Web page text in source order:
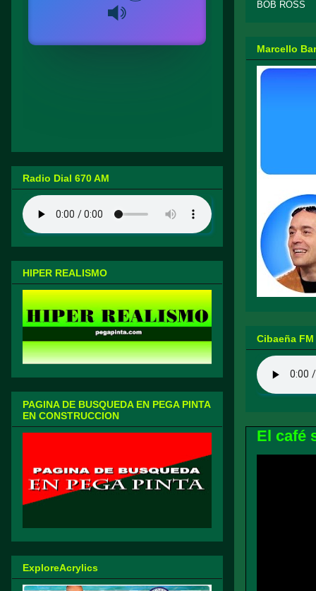
BOB ROSS
Marcello
Cibaeña FM
El café
Radio Dial 670 AM
HIPER REALISMO
PAGINA DE BUSQUEDA EN PEGA PINTA
EN CONSTRUCCION
ExploreAcrylics